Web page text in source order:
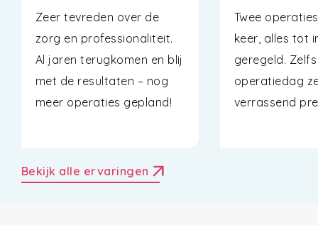
Zeer tevreden over de
zorg en professionaliteit.
Al jaren terugkomen en blij
met de resultaten – nog
meer operaties gepland!
Twee
keer, alles tot
geregeld.
operatiedag
verrassend
Bekijk alle ervaringen arrow_outward